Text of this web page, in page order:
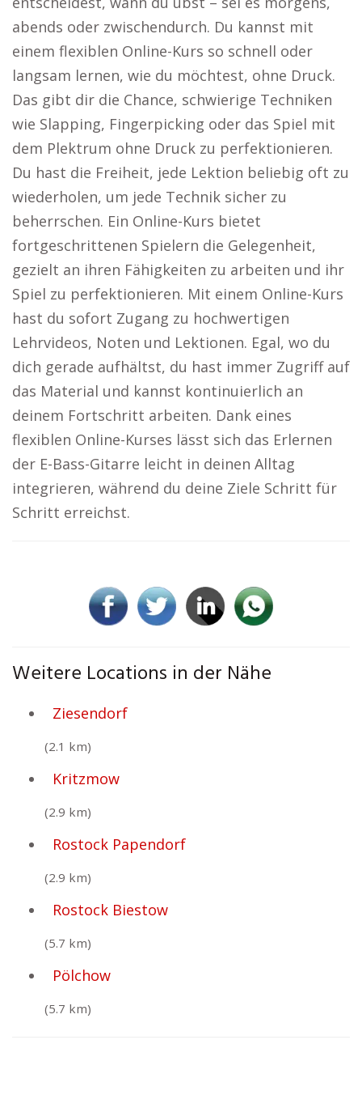
abends oder zwischendurch. Du kannst mit
einem flexiblen Online-Kurs so schnell oder
langsam lernen, wie du möchtest, ohne Druck.
Das gibt dir die Chance, schwierige Techniken
wie Slapping, Fingerpicking oder das Spiel mit
dem Plektrum ohne Druck zu perfektionieren.
Du hast die Freiheit, jede Lektion beliebig oft zu
wiederholen, um jede Technik sicher zu
beherrschen. Ein Online-Kurs bietet
fortgeschrittenen Spielern die Gelegenheit,
gezielt an ihren Fähigkeiten zu arbeiten und ihr
Spiel zu perfektionieren. Mit einem Online-Kurs
hast du sofort Zugang zu hochwertigen
Lehrvideos, Noten und Lektionen. Egal, wo du
dich gerade aufhältst, du hast immer Zugriff auf
das Material und kannst kontinuierlich an
deinem Fortschritt arbeiten. Dank eines
flexiblen Online-Kurses lässt sich das Erlernen
der E-Bass-Gitarre leicht in deinen Alltag
integrieren, während du deine Ziele Schritt für
Schritt erreichst.
Weitere Locations in der Nähe
Ziesendorf
(2.1 km)
Kritzmow
(2.9 km)
Rostock Papendorf
(2.9 km)
Rostock Biestow
(5.7 km)
Pölchow
(5.7 km)